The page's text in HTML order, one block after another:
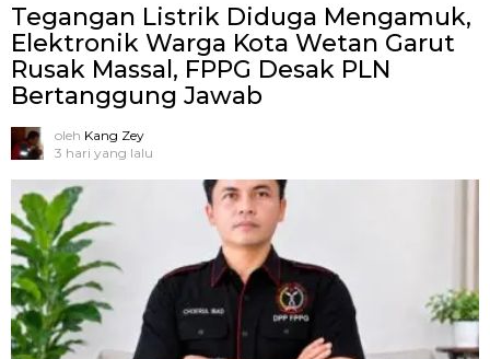
Tegangan Listrik Diduga Mengamuk,
Elektronik Warga Kota Wetan Garut
Rusak Massal, FPPG Desak PLN
Bertanggung Jawab
oleh Kang Zey
3 hari yang lalu